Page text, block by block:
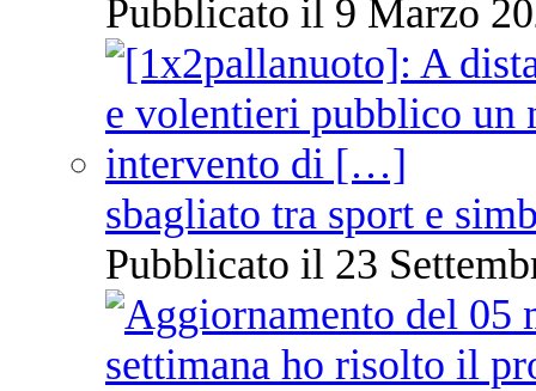
Pubblicato il 9 Marzo
sbagliato tra sport e
Pubblicato il 23